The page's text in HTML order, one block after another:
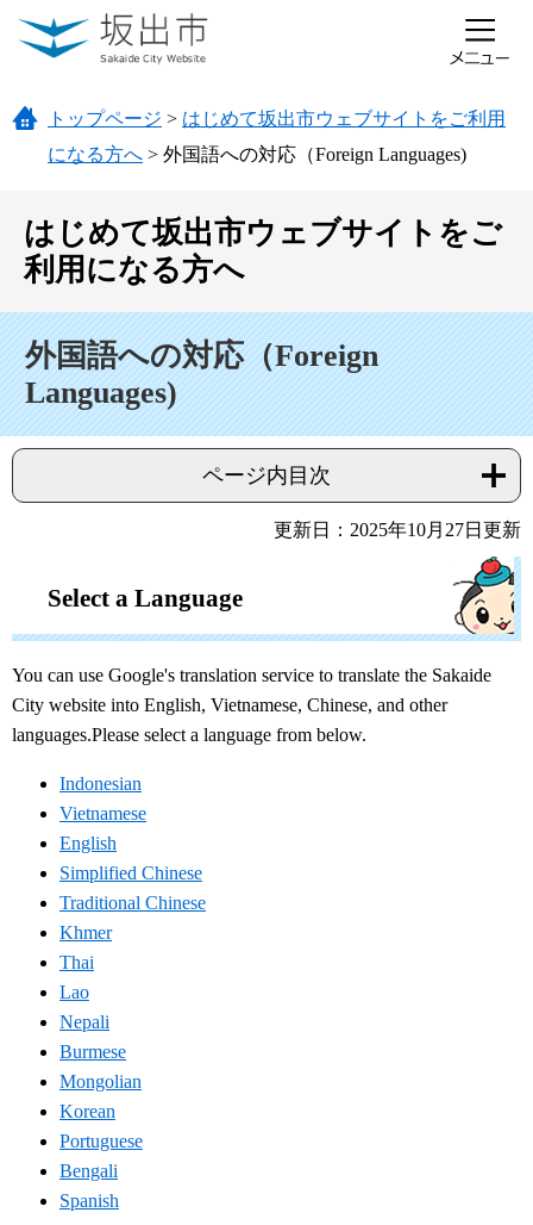
ページの先頭です。
メニューを飛ばして本文へ
トップページ > はじめて坂出市ウェブサイトをご利用
になる方へ > 外国語への対応（Foreign Languages)
はじめて坂出市ウェブサイトをご
利用になる方へ
外国語への対応（Foreign
Languages)
ページ内目次
更新日：2025年10月27日更新
Select a Language
You can use Google's translation service to translate the Sakaide
City website into English, Vietnamese, Chinese, and other
languages.Please select a language from below.
Indonesian
Vietnamese
English
Simplified Chinese
Traditional Chinese
Khmer
Thai
Lao
Nepali
Burmese
Mongolian
Korean
Portuguese
Bengali
Spanish